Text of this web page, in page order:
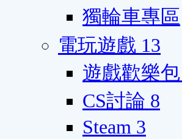
獨輪車專區
電玩遊戲 13
遊戲歡樂包
CS討論 8
Steam 3